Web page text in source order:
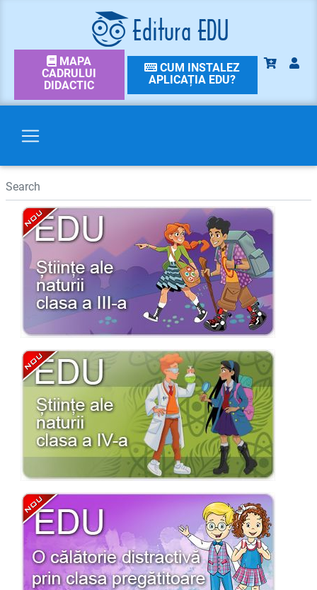
MAPA
CADRULUI
DIDACTIC
CUM INSTALEZ
APLICAȚIA EDU?